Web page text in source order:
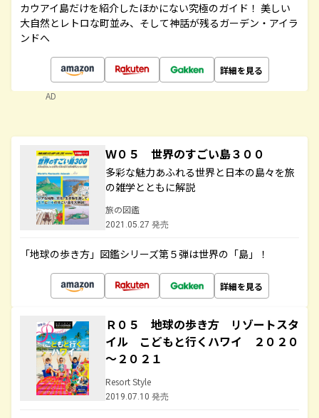
カウアイ島だけを紹介したほかにない究極のガイド！ 美しい
大自然とレトロな町並み、そして神話が残るガーデン・アイラ
ンドへ
詳細を見る
AD
Ｗ０５ 世界のすごい島３００
多彩な魅力あふれる世界と日本の島々を旅
の雑学とともに解説
旅の図鑑
2021.05.27 発売
「地球の歩き方」図鑑シリーズ第５弾は世界の「島」！
詳細を見る
Ｒ０５ 地球の歩き方 リゾートスタ
イル こどもと行くハワイ ２０２０
～２０２１
Resort Style
2019.07.10 発売